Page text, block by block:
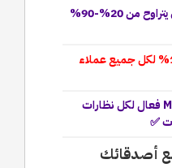
* نسبة الخصم : خصم مغربي يتراوح من 20%-90%
* فعال؟ : فعال ومتجدد 100% لكل جميع عملاء
* يعمل في : خصم MAGRABI فعال لكل نظارات
✅
أصدقائك